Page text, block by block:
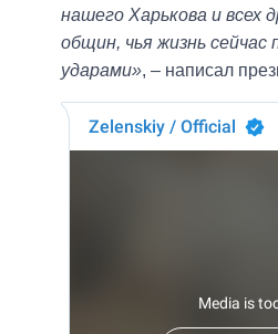
нашего Харькова и всех
общин, чья жизнь сейчас
ударами», – написал